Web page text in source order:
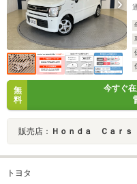
無
料
今すぐ
販売店： Ｈｏｎｄａ Ｃａｒｓ 茨
トヨタ